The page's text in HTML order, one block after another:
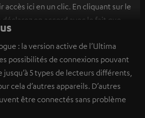
accès ici en un clic. En cliquant sur le
en accord avec le fait que
contenus extérieurs. Les données
être transmises à une plateforme
davantage dans notre
.
: la version active de l’Ultima
possibilités de connexions pouvant
5 types de lecteurs différents,
cela d’autres appareils. D’autres
être connectés sans problème